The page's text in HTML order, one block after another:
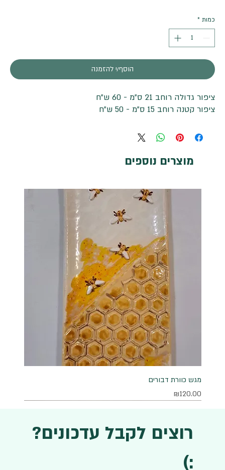
כמות *
הוסף/י להזמנה
ציפור גדולה רוחב 21 ס"מ - 60 ש"ח
ציפור קטנה רוחב 15 ס"מ - 50 ש"ח
מוצרים נוספים
מגש כוורת דבורים
מחיר
₪120.00
רוצים לקבל עדכונים?
:)